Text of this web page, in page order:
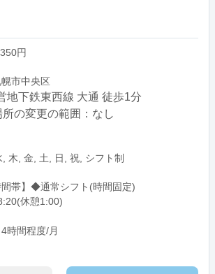
円
市中央区
地下鉄東西線 大通 徒歩1分
の変更の範囲：なし
, 木, 金, 土, 日, 祝, シフト制
間帯】◆通常シフト(時間固定)
休憩1:00)
時間程度/月